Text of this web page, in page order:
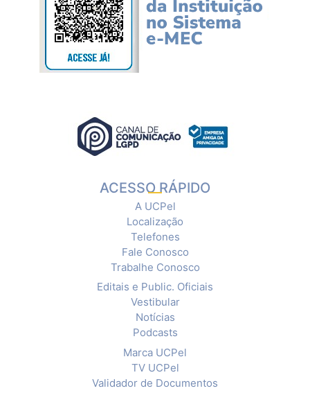
ACESSO RÁPIDO
A UCPel
Localização
Telefones
Fale Conosco
Trabalhe Conosco
Editais e Public. Oficiais
Vestibular
Notícias
Podcasts
Marca UCPel
TV UCPel
Validador de Documentos